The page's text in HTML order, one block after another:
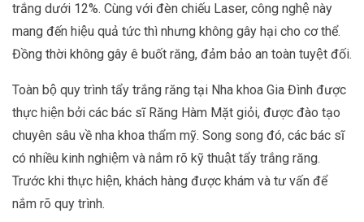
trắng dưới 12%. Cùng với đèn chiếu Laser, công nghệ này
mang đến hiệu quả tức thì nhưng không gây hại cho cơ thể.
Đồng thời không gây ê buốt răng, đảm bảo an toàn tuyệt đối.
Toàn bộ quy trình tẩy trắng răng tại Nha khoa Gia Đình được
thực hiện bởi các bác sĩ Răng Hàm Mặt giỏi, được đào tạo
chuyên sâu về nha khoa thẩm mỹ. Song song đó, các bác sĩ
có nhiều kinh nghiệm và nắm rõ kỹ thuật tẩy trắng răng.
Trước khi thực hiện, khách hàng được khám và tư vấn để
nắm rõ quy trình.